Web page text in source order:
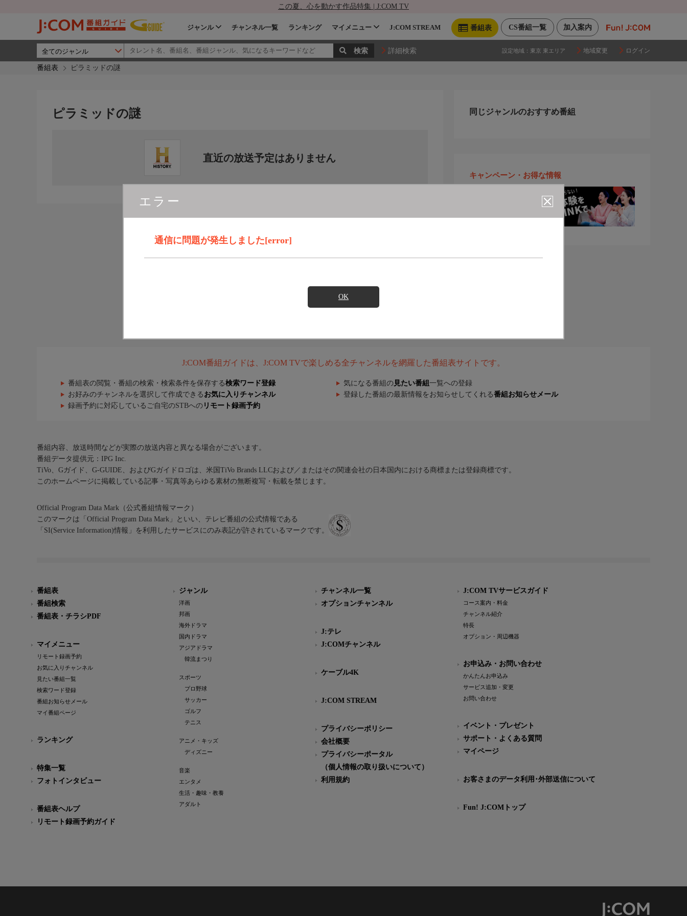
この夏、心を動かす作品特集 | J:COM TV
加入案内
CS番組一覧
番組表
ジャンル チャンネル一覧 ランキング マイメニュー J:COM STREAM
詳細検索 設定地域： 東京 東エリア 地域変更 ログイン
番組表 ピラミッドの謎
エラー
通信に問題が発生しました[error]
OK
ピラミッドの謎
直近の放送予定はありません
同じジャンルのおすすめ番組
キャンペーン・お得な情報
J:COM番組ガイドは、J:COM TVで楽しめる全チャンネルを網羅した番組表サイトです。
番組表の閲覧・番組の検索・検索条件を保存する検索ワード登録 気になる番組の 見たい番組 一覧への登録
お好みのチャンネルを選択して作成できる お気に入りチャンネル 登録した番組の最新情報をお知らせしてくれる番組お知らせメール
録画予約に対応しているご自宅のSTBへの リモート録画予約
番組内容、放送時間などが実際の放送内容と異なる場合がございます。
番組データ提供元：IPG Inc.
TiVo、Gガイド、G-GUIDE、およびGガイドロゴは、米国TiVo Brands LLCおよび／またはその関連会社の日本国内における商標または登録商標です。
このホームページに掲載している記事・写真等あらゆる素材の無断複写・転載を禁じます。
Official Program Data Mark（公式番組情報マーク）
このマークは「Official Program Data Mark」といい、テレビ番組の公式情報である
「SI(Service Information)情報」を利用したサービスにのみ表記が許されているマークです。
番組表
番組検索
番組表・チラシPDF
マイメニュー
リモート録画予約
お気に入りチャンネル
見たい番組一覧
検索ワード登録
番組お知らせメール
マイ番組ページ
ランキング
特集一覧
フォトインタビュー
番組表ヘルプ
リモート録画予約ガイド
ジャンル
洋画
邦画
海外ドラマ
国内ドラマ
アジアドラマ
韓流まつり
スポーツ
プロ野球
サッカー
ゴルフ
テニス
アニメ・キッズ
ディズニー
音楽
エンタメ
生活・趣味・教養
アダルト
チャンネル一覧
オプションチャンネル
J:テレ
J:COMチャンネル
ケーブル4K
J:COM STREAM
プライバシーポリシー
会社概要
プライバシーポータル
（個人情報の取り扱いについて）
利用規約
J:COM TVサービスガイド
コース案内・料金
チャンネル紹介
特長
オプション・周辺機器
お申込み・お問い合わせ
かんたんお申込み
サービス追加・変更
お問い合わせ
イベント・プレゼント
サポート・よくある質問
マイページ
お客さまのデータ利用･外部送信について
Fun! J:COMトップ